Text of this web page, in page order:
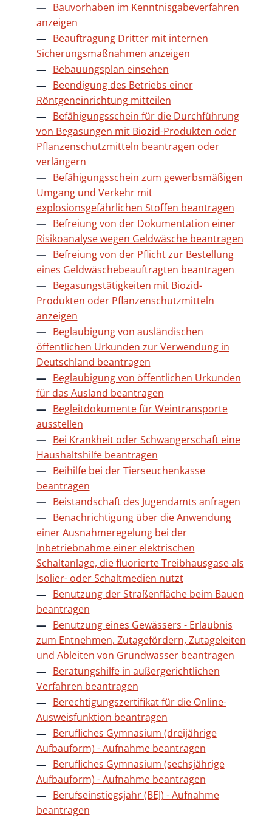
Bauvorhaben im Kenntnisgabeverfahren
anzeigen
Beauftragung Dritter mit internen
Sicherungsmaßnahmen anzeigen
Bebauungsplan einsehen
Beendigung des Betriebs einer
Röntgeneinrichtung mitteilen
Befähigungsschein für die Durchführung
von Begasungen mit Biozid-Produkten oder
Pflanzenschutzmitteln beantragen oder
verlängern
Befähigungsschein zum gewerbsmäßigen
Umgang und Verkehr mit
explosionsgefährlichen Stoffen beantragen
Befreiung von der Dokumentation einer
Risikoanalyse wegen Geldwäsche beantragen
Befreiung von der Pflicht zur Bestellung
eines Geldwäschebeauftragten beantragen
Begasungstätigkeiten mit Biozid-
Produkten oder Pflanzenschutzmitteln
anzeigen
Beglaubigung von ausländischen
öffentlichen Urkunden zur Verwendung in
Deutschland beantragen
Beglaubigung von öffentlichen Urkunden
für das Ausland beantragen
Begleitdokumente für Weintransporte
ausstellen
Bei Krankheit oder Schwangerschaft eine
Haushaltshilfe beantragen
Beihilfe bei der Tierseuchenkasse
beantragen
Beistandschaft des Jugendamts anfragen
Benachrichtigung über die Anwendung
einer Ausnahmeregelung bei der
Inbetriebnahme einer elektrischen
Schaltanlage, die fluorierte Treibhausgase als
Isolier- oder Schaltmedien nutzt
Benutzung der Straßenfläche beim Bauen
beantragen
Benutzung eines Gewässers - Erlaubnis
zum Entnehmen, Zutagefördern, Zutageleiten
und Ableiten von Grundwasser beantragen
Beratungshilfe in außergerichtlichen
Verfahren beantragen
Berechtigungszertifikat für die Online-
Ausweisfunktion beantragen
Berufliches Gymnasium (dreijährige
Aufbauform) - Aufnahme beantragen
Berufliches Gymnasium (sechsjährige
Aufbauform) - Aufnahme beantragen
Berufseinstiegsjahr (BEJ) - Aufnahme
beantragen